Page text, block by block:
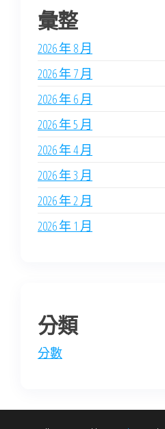
彙整
2026 年 8 月
2026 年 7 月
2026 年 6 月
2026 年 5 月
2026 年 4 月
2026 年 3 月
2026 年 2 月
2026 年 1 月
分類
分數